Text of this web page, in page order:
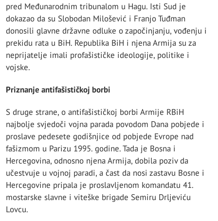
pred Međunarodnim tribunalom u Hagu. Isti Sud je
dokazao da su Slobodan Milošević i Franjo Tuđman
donosili glavne državne odluke o započinjanju, vođenju i
prekidu rata u BiH. Republika BiH i njena Armija su za
neprijatelje imali profašističke ideologije, politike i
vojske.
Priznanje antifašističkoj borbi
S druge strane, o antifašističkoj borbi Armije RBiH
najbolje svjedoči vojna parada povodom Dana pobjede i
proslave pedesete godišnjice od pobjede Evrope nad
fašizmom u Parizu 1995. godine. Tada je Bosna i
Hercegovina, odnosno njena Armija, dobila poziv da
učestvuje u vojnoj paradi, a čast da nosi zastavu Bosne i
Hercegovine pripala je proslavljenom komandatu 41.
mostarske slavne i viteške brigade Semiru Drljeviću
Lovcu.